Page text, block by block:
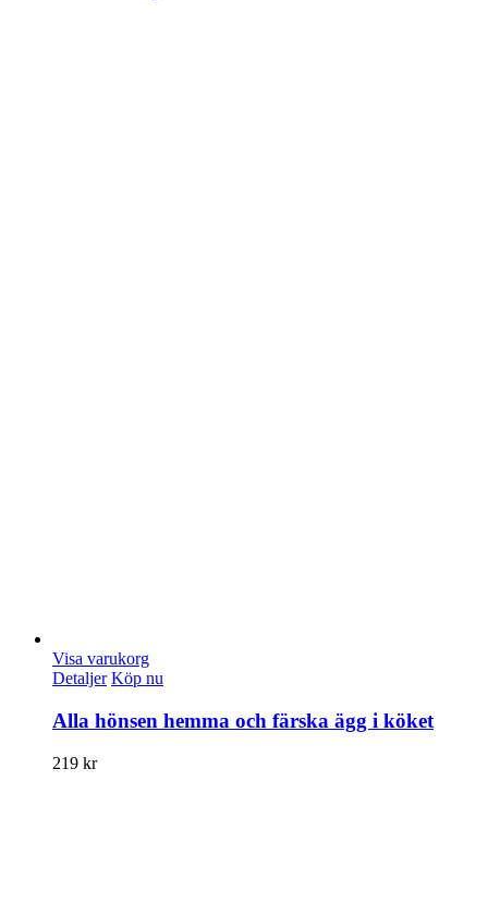
Visa varukorg
Detaljer Köp nu
Alla hönsen hemma och färska ägg i köket
219 kr